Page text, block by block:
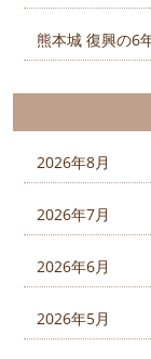
熊本城 復興の6
2026年8月
2026年7月
2026年6月
2026年5月